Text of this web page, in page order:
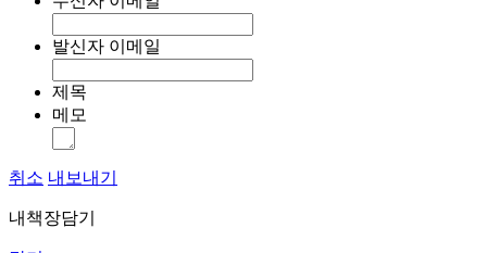
발신자 이메일
제목
메모
취소 내보내기
내책장담기